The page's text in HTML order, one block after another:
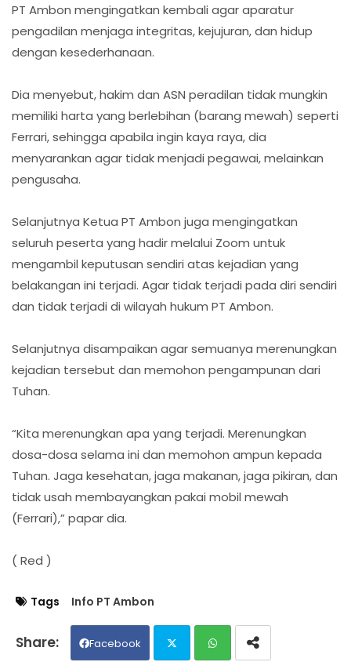
PT Ambon mengingatkan kembali agar aparatur
pengadilan menjaga integritas, kejujuran, dan hidup
dengan kesederhanaan.
Dia menyebut, hakim dan ASN peradilan tidak mungkin
memiliki harta yang berlebihan (barang mewah) seperti
Ferrari, sehingga apabila ingin kaya raya, dia
menyarankan agar tidak menjadi pegawai, melainkan
pengusaha.
Selanjutnya Ketua PT Ambon juga mengingatkan
seluruh peserta yang hadir melalui Zoom untuk
mengambil keputusan sendiri atas kejadian yang
belakangan ini terjadi. Agar tidak terjadi pada diri sendiri
dan tidak terjadi di wilayah hukum PT Ambon.
Selanjutnya disampaikan agar semuanya merenungkan
kejadian tersebut dan memohon pengampunan dari
Tuhan.
“Kita merenungkan apa yang terjadi. Merenungkan
dosa-dosa selama ini dan memohon ampun kepada
Tuhan. Jaga kesehatan, jaga makanan, jaga pikiran, dan
tidak usah membayangkan pakai mobil mewah
(Ferrari),” papar dia.
( Red )
Tags Info PT Ambon
Facebook